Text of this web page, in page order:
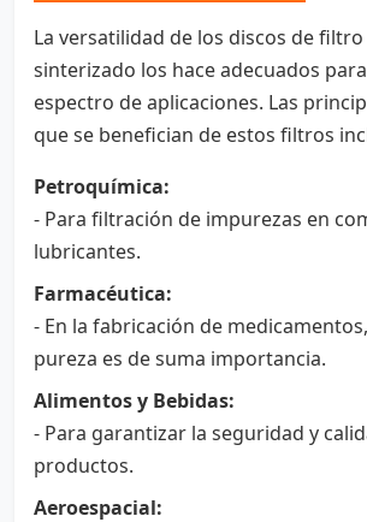
La versatilidad de los discos de
sinterizado los hace adecuados
espectro de aplicaciones. Las
que se benefician de estos filtros
Petroquímica:
- Para filtración de impurezas en
lubricantes.
Farmacéutica:
- En la fabricación de
pureza es de suma importancia.
Alimentos y Bebidas:
- Para garantizar la seguridad y
productos.
Aeroespacial: